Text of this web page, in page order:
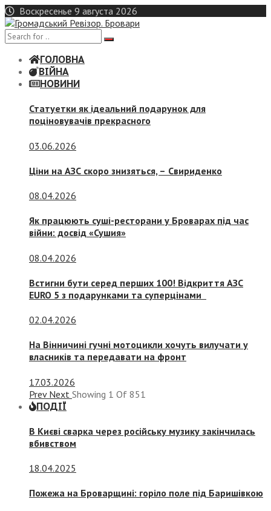
Skip
to
content
Воскресенье 9 августа 2026
ГОЛОВНА
ВІЙНА
НОВИНИ
Статуетки як ідеальний подарунок для
поціновувачів прекрасного
03.06.2026
Ціни на АЗС скоро знизяться, – Свириденко
08.04.2026
Як працюють суші-ресторани у Броварах під час
війни: досвід «Сушия»
08.04.2026
Встигни бути серед перших 100! Відкриття АЗС
EURO 5 з подарунками та суперцінами
02.04.2026
На Вінничині гучні мотоцикли хочуть вилучати у
власників та передавати на фронт
17.03.2026
Prev Next Showing 1 Of 851
ПОДІЇ
В Києві сварка через російську музику закінчилась
вбивством
18.04.2025
Пожежа на Броварщині: горіло поле під Баришівкою